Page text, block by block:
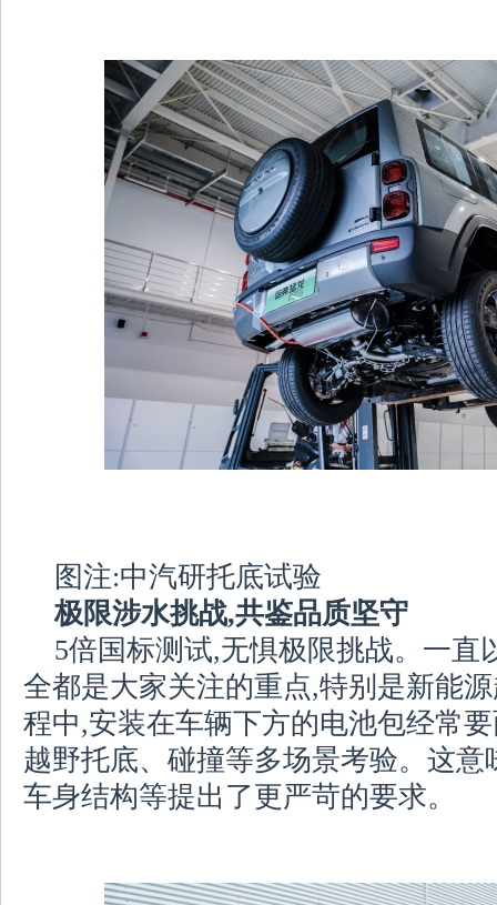
图注:中汽研托底试验
极限涉水挑战,共鉴品质坚守
5倍国标测试,无惧极限挑战。一直
全都是大家关注的重点,特别是新能
程中,安装在车辆下方的电池包经常
越野托底、碰撞等多场景考验。这
车身结构等提出了更严苛的要求。